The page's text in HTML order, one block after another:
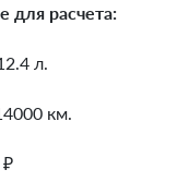
для расчета:
л.
км.
₽